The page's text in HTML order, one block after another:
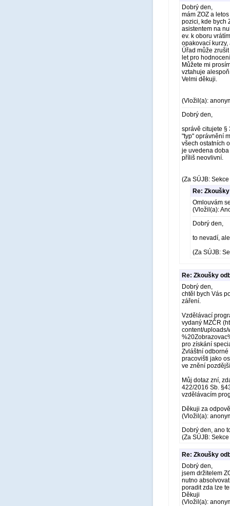
Dobrý den,
mám ZOZ a
pozici, kde bych
asistentem na
ev. k oboru
opakovací kurzy,
Úřad může
let pro
Můžete mi
vztahuje
Velmi děkuji.
(Vložil(a):
Dobrý den,
správě citujete §
"typ" oprávnění
všech ostatních
je uvedena
příliš neovlivní.
(Za SÚJB:
Re:
Omlouvám
(Vložil(a):
Dobrý den,
to nevadí,
(Za SÚJB:
Re: Zkoušky
Dobrý den,
chtěl bych Vás
záření.
Vzdělávací
vydaný MZČR
content/
pro získání
Zvláštní
pracovišti jako
ve znění
Můj dotaz zní,
422/2016 Sb.
vzdělávacím
Děkuji za
(Vložil(a):
Dobrý den, ano
(Za SÚJB:
Re: Zkoušky
Dobrý den,
jsem držitelem
nutno
poradit zda lze
Děkuji
(Vložil(a):